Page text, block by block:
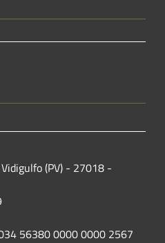
(PV) - 27018 -
56380 0000 0000 2567